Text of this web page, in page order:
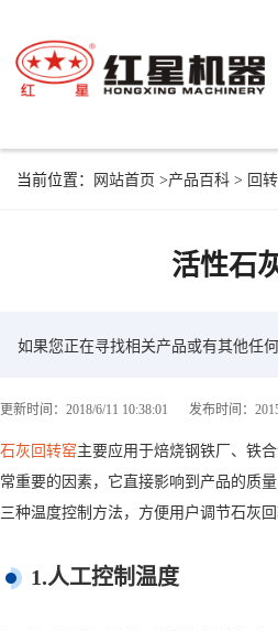
当前位置： 网站首页 >产品百科 > 回
活性石
如果您正在寻找相关产品或有其他任
更新时间：2018/6/11 10:38:01 发布时间：
石灰回转窑主要应用于焙烧钢铁厂、铁
常重要的因素，它直接影响到产品的质
三种温度控制方法，方便用户调节石灰回
1.人工控制温度